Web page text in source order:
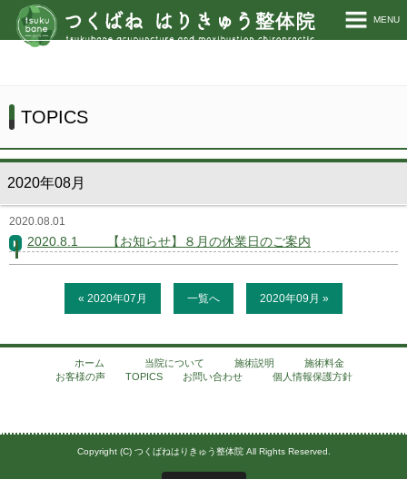
MENU
施術料金
お客様の声
TOPICS
TOPICS
2020年08月
2020.08.01
2020.8.1 【お知らせ】８月の休業日のご案内
« 2020年07月 一覧へ 2020年09月 »
ホーム 当院について 施術説明
施術料金
お客様の声
TOPICS お問い合わせ 個人情報保護方針
Copyright (C) つくばねはりきゅう整体院 All Rights Reserved.